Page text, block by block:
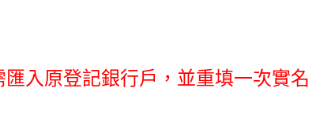
匯入原登記銀行戶，並重填一次實名